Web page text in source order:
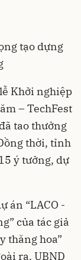
tạo dựng
Khởi nghiệp
– TechFest
tao thưởng
thời, tỉnh
ý tưởng, dự
án “LACO -
của tác giả
thăng hoa”
ra, UBND